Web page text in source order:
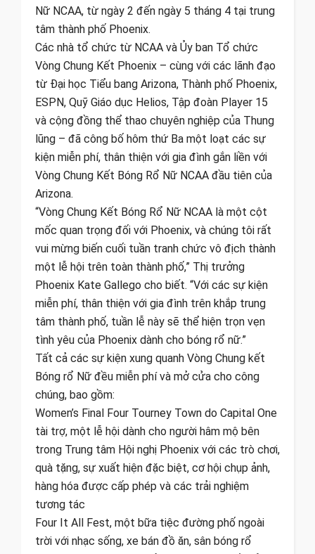
Nữ NCAA, từ ngày 2 đến ngày 5 tháng 4 tại trung
tâm thành phố Phoenix.
Các nhà tổ chức từ NCAA và Ủy ban Tổ chức
Vòng Chung Kết Phoenix – cùng với các lãnh đạo
từ Đại học Tiểu bang Arizona, Thành phố Phoenix,
ESPN, Quỹ Giáo dục Helios, Tập đoàn Player 15
và cộng đồng thể thao chuyên nghiệp của Thung
lũng – đã công bố hôm thứ Ba một loạt các sự
kiện miễn phí, thân thiện với gia đình gắn liền với
Vòng Chung Kết Bóng Rổ Nữ NCAA đầu tiên của
Arizona.
“Vòng Chung Kết Bóng Rổ Nữ NCAA là một cột
mốc quan trọng đối với Phoenix, và chúng tôi rất
vui mừng biến cuối tuần tranh chức vô địch thành
một lễ hội trên toàn thành phố,” Thị trưởng
Phoenix Kate Gallego cho biết. “Với các sự kiện
miễn phí, thân thiện với gia đình trên khắp trung
tâm thành phố, tuần lễ này sẽ thể hiện trọn vẹn
tình yêu của Phoenix dành cho bóng rổ nữ.”
Tất cả các sự kiện xung quanh Vòng Chung kết
Bóng rổ Nữ đều miễn phí và mở cửa cho công
chúng, bao gồm:
Women’s Final Four Tourney Town do Capital One
tài trợ, một lễ hội dành cho người hâm mộ bên
trong Trung tâm Hội nghị Phoenix với các trò chơi,
quà tặng, sự xuất hiện đặc biệt, cơ hội chụp ảnh,
hàng hóa được cấp phép và các trải nghiệm
tương tác
Four It All Fest, một bữa tiệc đường phố ngoài
trời với nhạc sống, xe bán đồ ăn, sân bóng rổ